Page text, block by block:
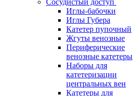
Сосудистый доступ
Иглы-бабочки
Иглы Губера
Катетер пупочный
Жгуты венозные
Периферические
венозные катетеры
Наборы для
катетеризации
центральных вен
Катетеры для